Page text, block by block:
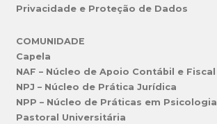
Privacidade e Proteção de Dados
COMUNIDADE
Capela
NAF – Núcleo de Apoio Contábil e Fiscal
NPJ – Núcleo de Prática Jurídica
NPP – Núcleo de Práticas em Psicologia
Pastoral Universitária